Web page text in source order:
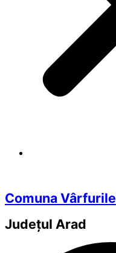
Comuna Vârfurile
Județul Arad